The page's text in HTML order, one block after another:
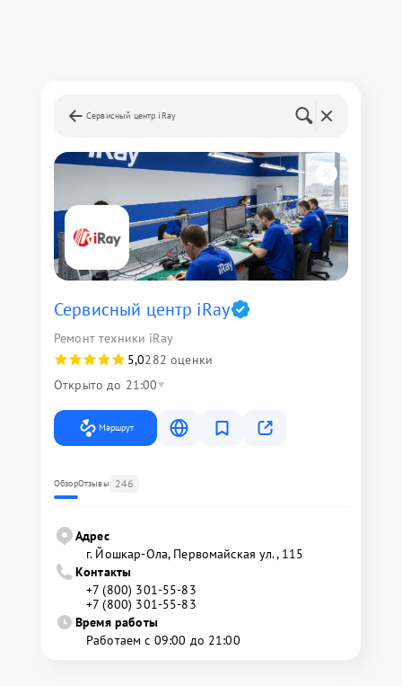
Сервисный центр iRay
Сервисный центр iRay
Ремонт техники iRay
5,0282 оценки
Открыто до 21:00
Маршрут
ОбзорОтзывы 246
Адрес
г. Йошкар-Ола, Первомайская ул., 115
Контакты
+7 (800) 301-55-83
+7 (800) 301-55-83
Время работы
Работаем с 09:00 до 21:00